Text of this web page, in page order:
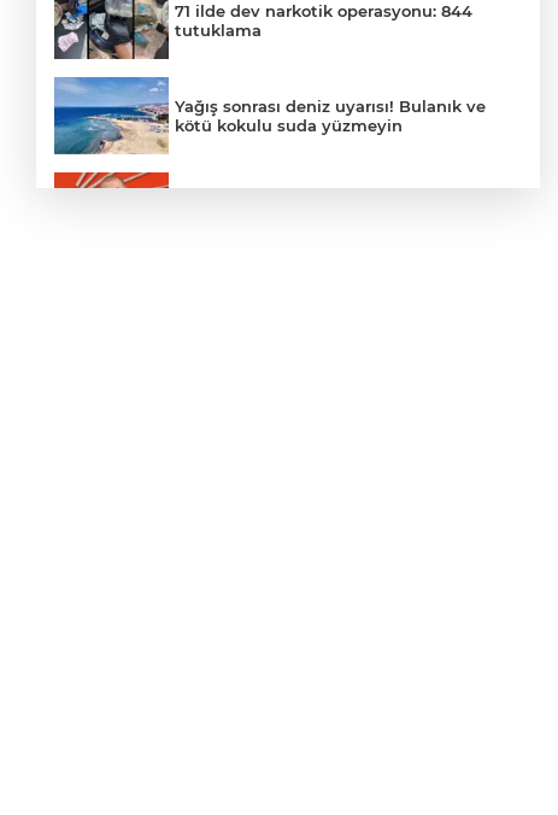
71 ilde dev narkotik operasyonu: 844
tutuklama
Yağış sonrası deniz uyarısı! Bulanık ve
kötü kokulu suda yüzmeyin